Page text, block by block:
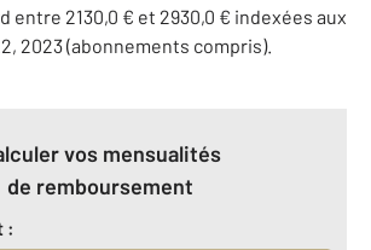
entre 2130,0 € et 2930,0 € indexées aux
2023 (abonnements compris).
vos mensualités
de remboursement
: